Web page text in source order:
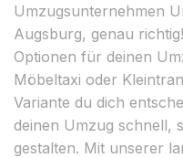
Umzugsunternehmen
Augsburg, genau
Optionen für deinen
Möbeltaxi oder
Variante du dich
deinen Umzug schnell,
gestalten. Mit unserer